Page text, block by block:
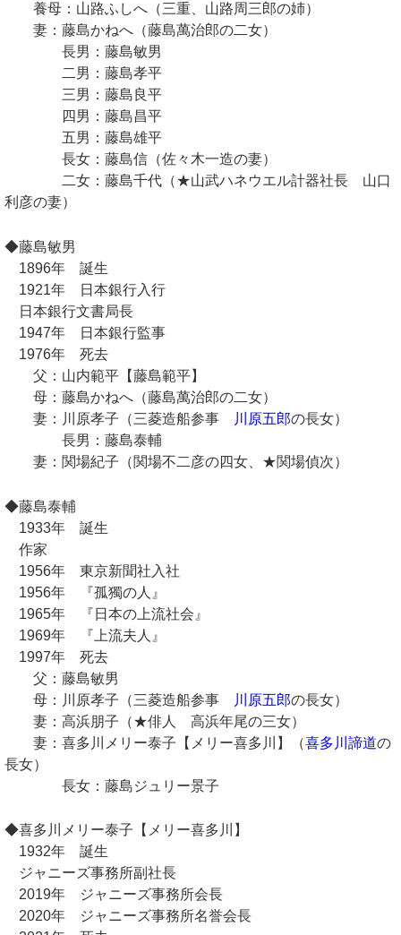
養母：山路ふしへ（三重、山路周三郎の姉）
妻：藤島かねへ（藤島萬治郎の二女）
長男：藤島敏男
二男：藤島孝平
三男：藤島良平
四男：藤島昌平
五男：藤島雄平
長女：藤島信（佐々木一造の妻）
二女：藤島千代（★山武ハネウエル計器社長 山口
利彦の妻）
◆藤島敏男
1896年 誕生
1921年 日本銀行入行
日本銀行文書局長
1947年 日本銀行監事
1976年 死去
父：山内範平【藤島範平】
母：藤島かねへ（藤島萬治郎の二女）
妻：川原孝子（三菱造船参事
川原五郎の長女）
長男：藤島泰輔
妻：関場紀子（関場不二彦の四女、★関場偵次）
◆藤島泰輔
1933年 誕生
作家
1956年 東京新聞社入社
1956年 『孤獨の人』
1965年 『日本の上流社会』
1969年 『上流夫人』
1997年 死去
父：藤島敏男
母：川原孝子（三菱造船参事
川原五郎の長女）
妻：高浜朋子（★俳人 高浜年尾の三女）
妻：喜多川メリー泰子【メリー喜多川】（喜多川諦道の
長女）
長女：藤島ジュリー景子
◆喜多川メリー泰子【メリー喜多川】
1932年 誕生
ジャニーズ事務所副社長
2019年 ジャニーズ事務所会長
2020年 ジャニーズ事務所名誉会長